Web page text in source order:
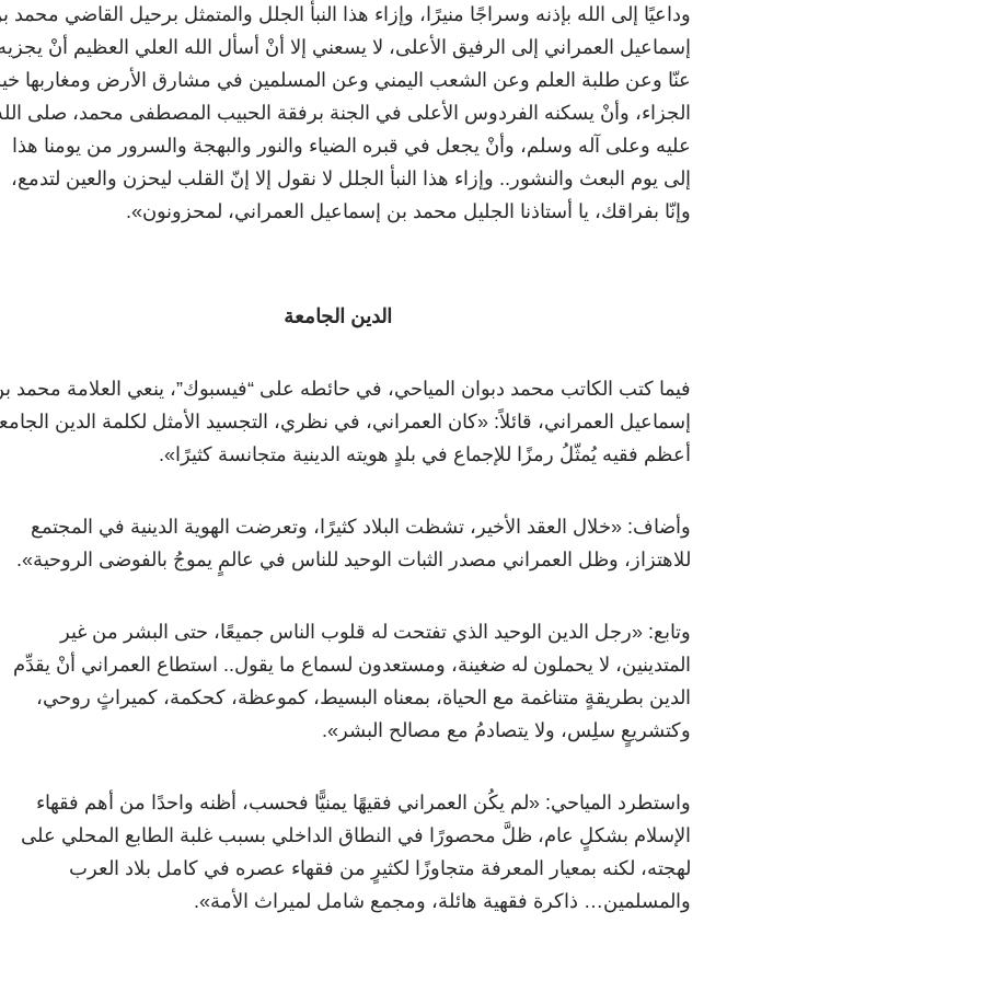
وداعيًا إلى الله بإذنه وسراجًا منيرًا، وإزاء هذا النبأ الجلل والمتمثل برحيل القاضي محمد
إسماعيل العمراني إلى الرفيق الأعلى، لا يسعني إلا أنْ أسأل الله العلي العظيم أنْ
عنّا وعن طلبة العلم وعن الشعب اليمني وعن المسلمين في مشارق الأرض ومغاربها
الجزاء، وأنْ يسكنه الفردوس الأعلى في الجنة برفقة الحبيب المصطفى محمد، صلى
عليه وعلى آله وسلم، وأنْ يجعل في قبره الضياء والنور والبهجة والسرور من يومنا هذا
إلى يوم البعث والنشور.. وإزاء هذا النبأ الجلل لا نقول إلا إنّ القلب ليحزن والعين لتدمع،
وإنّا بفراقك، يا أستاذنا الجليل محمد بن إسماعيل العمراني، لمحزونون»
.
الدين الجامعة
فيما كتب الكاتب محمد دبوان المياحي، في حائطه على “فيسبوك”، ينعي العلامة محمد
إسماعيل العمراني، قائلاً:«كان العمراني، في نظري، التجسيد الأمثل لكلمة الدين
أعظم فقيه يُمثّلُ رمزًا للإجماع في بلدٍ هويته الدينية متجانسة كثيرًا»
.
وأضاف:«خلال العقد الأخير، تشظت البلاد كثيرًا، وتعرضت الهوية الدينية في المجتمع
للاهتزاز، وظل العمراني مصدر الثبات الوحيد للناس في عالمٍ يموجُ بالفوضى الروحية»
.
وتابع:«رجل الدين الوحيد الذي تفتحت له قلوب الناس جميعًا، حتى البشر من غير
المتدينين، لا يحملون له ضغينة، ومستعدون لسماع ما يقول.. استطاع العمراني أنْ يقدِّم
الدين بطريقةٍ متناغمة مع الحياة، بمعناه البسيط، كموعظة، كحكمة، كميراثٍ روحي،
وكتشريعٍ سلِس، ولا يتصادمُ مع مصالح البشر»
.
واستطرد المياحي:«لم يكُن العمراني فقيهًا يمنيًّا فحسب، أظنه واحدًا من أهم فقهاء
الإسلام بشكلٍ عام، ظلَّ محصورًا في النطاق الداخلي بسبب غلبة الطابع المحلي على
لهجته، لكنه بمعيار المعرفة متجاوزًا لكثيرٍ من فقهاء عصره في كامل بلاد العرب
والمسلمين… ذاكرة فقهية هائلة، ومجمع شامل لميراث الأمة»
.